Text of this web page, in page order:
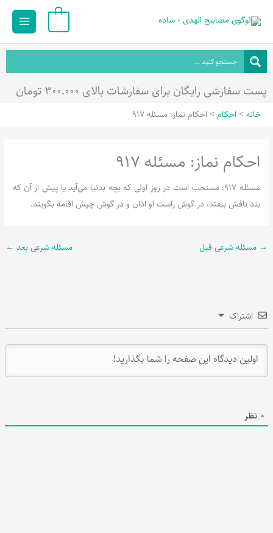
محتوا
Main
پست سفارشی رایگان برای سفارشات بالای ۳۰۰.۰۰۰ تومان
خانه احکام احکام نماز: مسئله 917
احکام نماز: مسئله 917
مسئله 917: مستحب است در روز اولی که بچه بدنیا می‌آید یا پیش از آن که
بند نافش بیفتد، در گوش راست او اذان و در گوش چپش اقامه بگویند.
→ مسئله شرعی قبل مسئله شرعی بعد ←
اشتراک
0 نظر